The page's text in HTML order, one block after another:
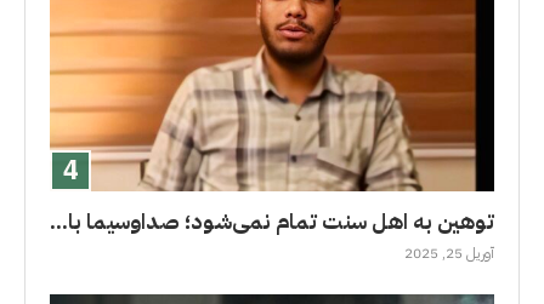
توهین به اهل سنت تمام نمی‌شود؛ صداوسیما با...
آوریل 25, 2025